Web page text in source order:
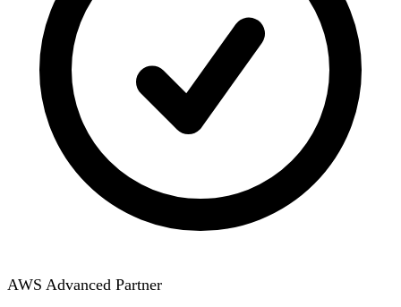
AWS Advanced Partner